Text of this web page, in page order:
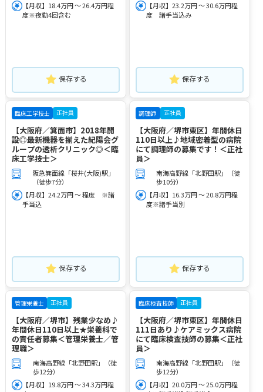
【月収】18.4万円 ～ 26.4万円程
度※夜勤4回含む
保存する
【月収】23.2万円 ～ 30.6万円程
度 諸手当込み
保存する
臨床工学技士 正社員
【大阪府／箕面市】2018年開
設◎最新機器を揃えた紀陽会グ
ループの透析クリニック◎＜臨
床工学技士＞
阪急箕面線「桜井(大阪)駅」
（徒歩7分）
【月収】24.2万円 ～ 程度 ※諸
手当込
保存する
調理師 正社員
【大阪府／堺市東区】年間休日
110日以上♪地域密着型の病院
にて調理師の募集です！＜正社
員＞
南海高野線「北野田駅」（徒
歩10分）
【月収】16.3万円 ～ 20.8万円程
度※諸手当別
保存する
管理栄養士 正社員
【大阪府／堺市】残業少なめ♪
年間休日110日以上★栄養科で
の責任者募集＜管理栄養士／管
理職＞
南海高野線「北野田駅」（徒
歩12分）
【月収】19.8万円 ～ 34.3万円程
臨床検査技師 正社員
【大阪府／堺市東区】年間休日
111日あり♪ケアミックス病院
にて臨床検査技師の募集＜正社
員＞
南海高野線「北野田駅」（徒
歩12分）
【月収】20.0万円 ～ 25.0万円程